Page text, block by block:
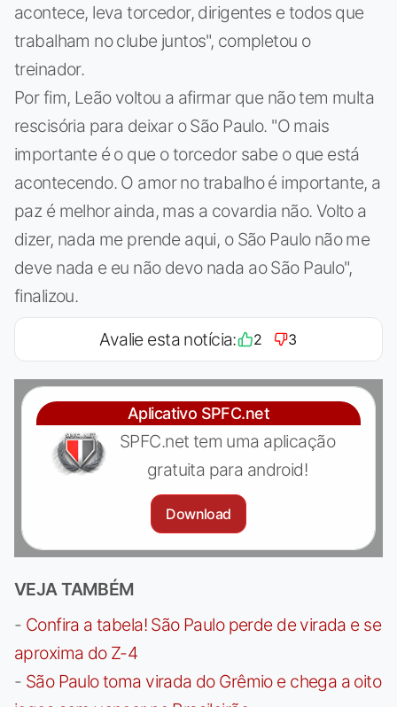
acontece, leva torcedor, dirigentes e todos que
trabalham no clube juntos", completou o
treinador.
Por fim, Leão voltou a afirmar que não tem multa
rescisória para deixar o São Paulo. "O mais
importante é o que o torcedor sabe o que está
acontecendo. O amor no trabalho é importante, a
paz é melhor ainda, mas a covardia não. Volto a
dizer, nada me prende aqui, o São Paulo não me
deve nada e eu não devo nada ao São Paulo",
finalizou.
Avalie esta notícia: 2 3
Aplicativo SPFC.net
SPFC.net tem uma aplicação
gratuita para android!
Download
VEJA TAMBÉM
- Confira a tabela! São Paulo perde de virada e se
aproxima do Z-4
- São Paulo toma virada do Grêmio e chega a oito